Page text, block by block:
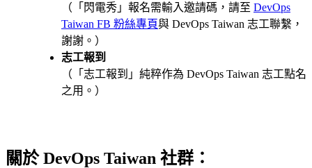
（「閃電秀」報名需輸入邀請碼，請至 DevOps
Taiwan FB 粉絲專頁與 DevOps Taiwan 志工聯繫，
謝謝。）
志工報到
（「志工報到」純粹作為 DevOps Taiwan 志工點名
之用。）
關於 DevOps Taiwan 社群：